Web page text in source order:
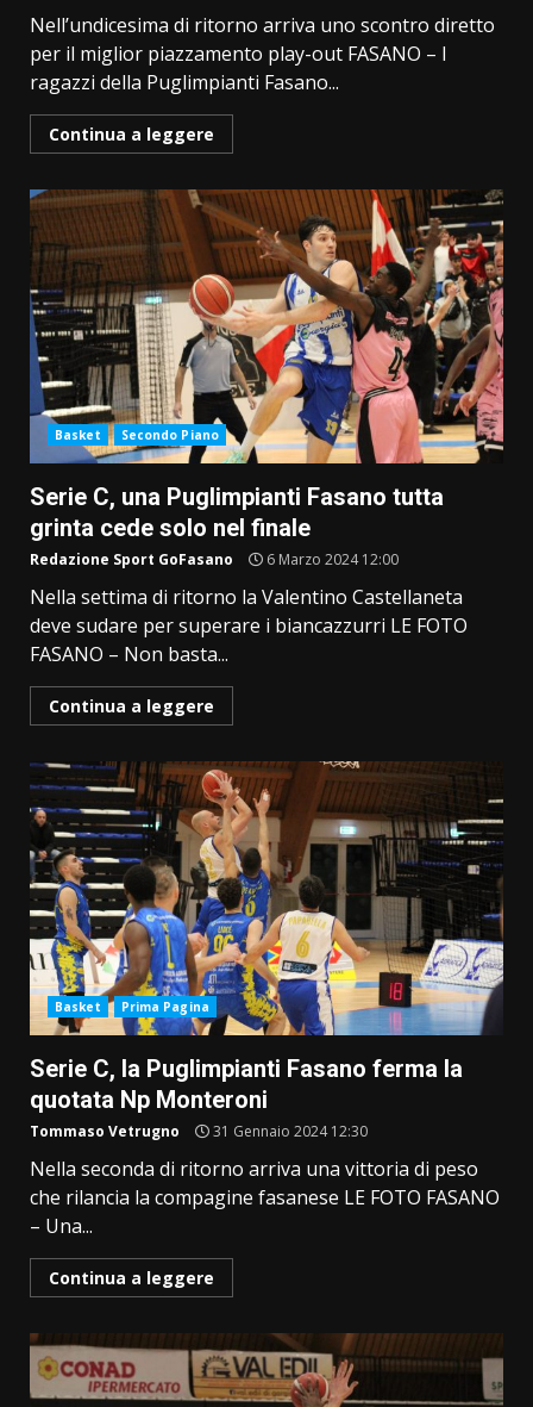
Nell’undicesima di ritorno arriva uno scontro diretto
per il miglior piazzamento play-out FASANO – I
ragazzi della Puglimpianti Fasano...
Continua a leggere
Basket Secondo Piano
Serie C, una Puglimpianti Fasano tutta
grinta cede solo nel finale
Redazione Sport GoFasano 6 Marzo 2024 12:00
Nella settima di ritorno la Valentino Castellaneta
deve sudare per superare i biancazzurri LE FOTO
FASANO – Non basta...
Continua a leggere
Basket Prima Pagina
Serie C, la Puglimpianti Fasano ferma la
quotata Np Monteroni
Tommaso Vetrugno 31 Gennaio 2024 12:30
Nella seconda di ritorno arriva una vittoria di peso
che rilancia la compagine fasanese LE FOTO FASANO
– Una...
Continua a leggere